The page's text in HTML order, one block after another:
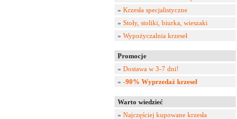
» Krzesła specjalistyczne
» Stoły, stoliki, biurka, wieszaki
» Wypożyczalnia krzeseł
Promocje
» Dostawa w 3-7 dni!
» -90% Wyprzedaż krzeseł
Warto wiedzieć
» Najczęściej kupowane krzesła